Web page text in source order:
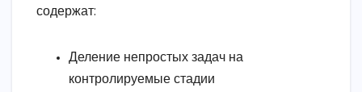
содержат:
Деление непростых задач на
контролируемые стадии